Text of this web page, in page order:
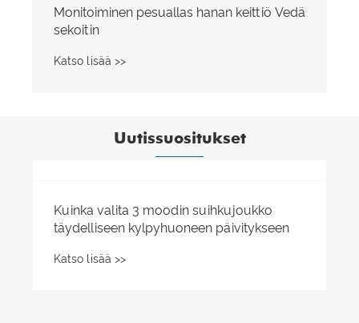
Monitoiminen pesuallas hanan keittiö Vedä
sekoitin
Katso lisää >>
Uutissuositukset
Kuinka valita 3 moodin suihkujoukko
täydelliseen kylpyhuoneen päivitykseen
Katso lisää >>